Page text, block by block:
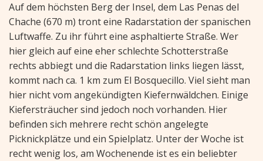
Auf dem höchsten Berg der Insel, dem Las Penas del
Chache (670 m) tront eine Radarstation der spanischen
Luftwaffe. Zu ihr führt eine asphaltierte Straße. Wer
hier gleich auf eine eher schlechte Schotterstraße
rechts abbiegt und die Radarstation links liegen lässt,
kommt nach ca. 1 km zum El Bosquecillo. Viel sieht man
hier nicht vom angekündigten Kiefernwäldchen. Einige
Kiefersträucher sind jedoch noch vorhanden. Hier
befinden sich mehrere recht schön angelegte
Picknickplätze und ein Spielplatz. Unter der Woche ist
recht wenig los, am Wochenende ist es ein beliebter